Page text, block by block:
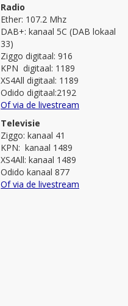
Radio
Ether: 107.2 Mhz
DAB+: kanaal 5C (DAB lokaal
33)
Ziggo digitaal: 916
KPN digitaal: 1189
XS4All digitaal: 1189
Odido digitaal:2192
Of via de livestream
Televisie
Ziggo: kanaal 41
KPN: kanaal 1489
XS4All: kanaal 1489
Odido kanaal 877
Of via de livestream